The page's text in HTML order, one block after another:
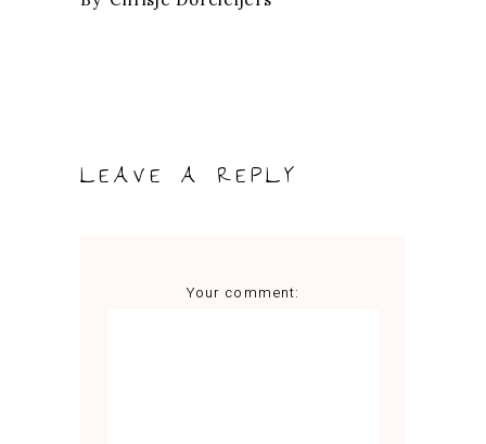
LEAVE A REPLY
Your comment: